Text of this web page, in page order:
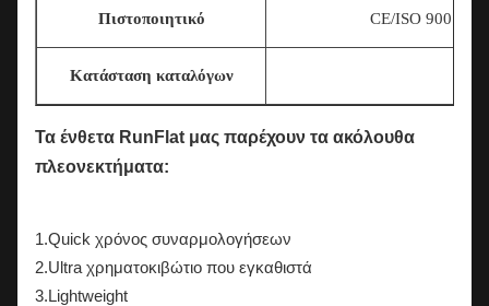
Πιστοποιητικό CE/ISO 9001/
Κατάσταση καταλόγων
Τα ένθετα RunFlat μας παρέχουν τα ακόλουθα
πλεονεκτήματα:
1.Quick χρόνος συναρμολογήσεων
2.Ultra χρηματοκιβώτιο που εγκαθιστά
3.Lightweight